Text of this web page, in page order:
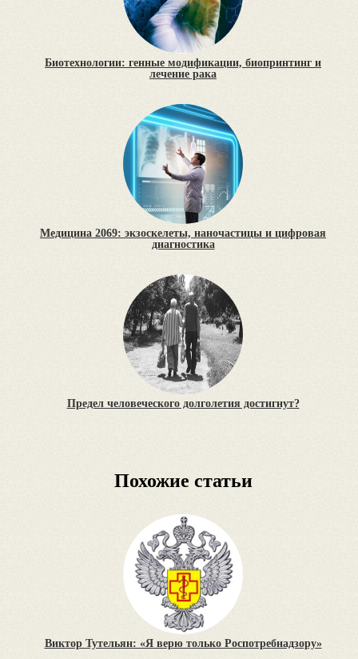
Биотехнологии: генные модификации, биопринтинг и
лечение рака
Медицина 2069: экзоскелеты, наночастицы и цифровая
диагностика
Предел человеческого долголетия достигнут?
Похожие статьи
Виктор Тутельян: «Я верю только Роспотребнадзору»